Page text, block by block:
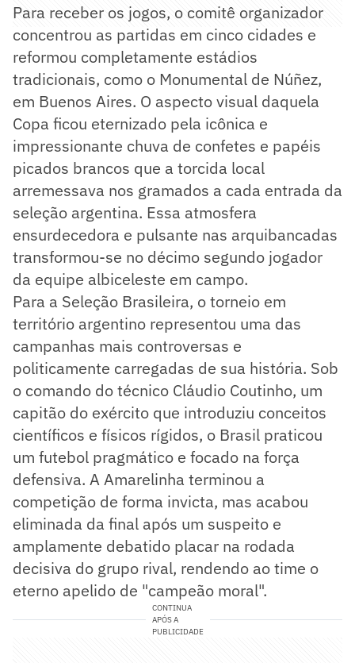
Para receber os jogos, o comitê organizador
concentrou as partidas em cinco cidades e
reformou completamente estádios
tradicionais, como o Monumental de Núñez,
em Buenos Aires. O aspecto visual daquela
Copa ficou eternizado pela icônica e
impressionante chuva de confetes e papéis
picados brancos que a torcida local
arremessava nos gramados a cada entrada da
seleção argentina. Essa atmosfera
ensurdecedora e pulsante nas arquibancadas
transformou-se no décimo segundo jogador
da equipe albiceleste em campo.
Para a Seleção Brasileira, o torneio em
território argentino representou uma das
campanhas mais controversas e
politicamente carregadas de sua história. Sob
o comando do técnico Cláudio Coutinho, um
capitão do exército que introduziu conceitos
científicos e físicos rígidos, o Brasil praticou
um futebol pragmático e focado na força
defensiva. A Amarelinha terminou a
competição de forma invicta, mas acabou
eliminada da final após um suspeito e
amplamente debatido placar na rodada
decisiva do grupo rival, rendendo ao time o
eterno apelido de "campeão moral".
CONTINUA
APÓS A
PUBLICIDADE